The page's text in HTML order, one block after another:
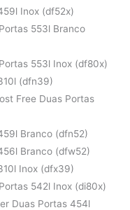
Inox (df52x)
553l Branco
553l Inox (df80x)
(dfn39)
Free Duas Portas
Branco (dfn52)
Branco (dfw52)
Inox (dfx39)
542l Inox (di80x)
Duas Portas 454l